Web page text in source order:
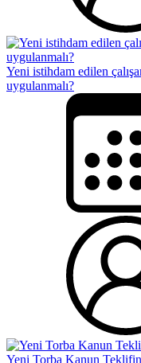
Yeni istihdam edilen
uygulanmalı?
Yeni Torba Kanun